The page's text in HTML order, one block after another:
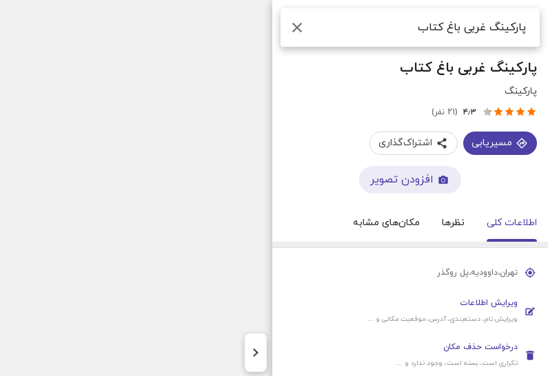
پارکینگ غربی باغ کتاب
پارکینگ
۴٫۳ (21 نفر)
مسیریابی اشتراک‌گذاری
افزودن تصویر
اطلاعات کلی نظرها مکان‌های مشابه
تهران،داوودیه،پل روگذر
ویرایش اطلاعات
ویرایش نام، دسته‌بندی، آدرس، موقعیت‌ مکانی و ...
درخواست حذف مکان
تکراری است، بسته است، وجود ندارد و ...
جستجو